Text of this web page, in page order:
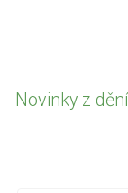
Novinky z